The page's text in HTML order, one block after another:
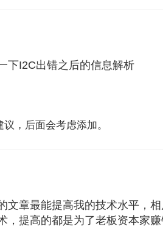
下I2C出错之后的信息解析
，后面会考虑添加。
文章最能提高我的技术水平，
，提高的都是为了老板资本家